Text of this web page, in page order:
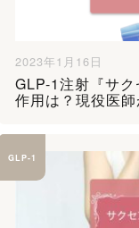
2023年1月16日
GLP-1注射『サ
作用は？現役医師
GLP-1